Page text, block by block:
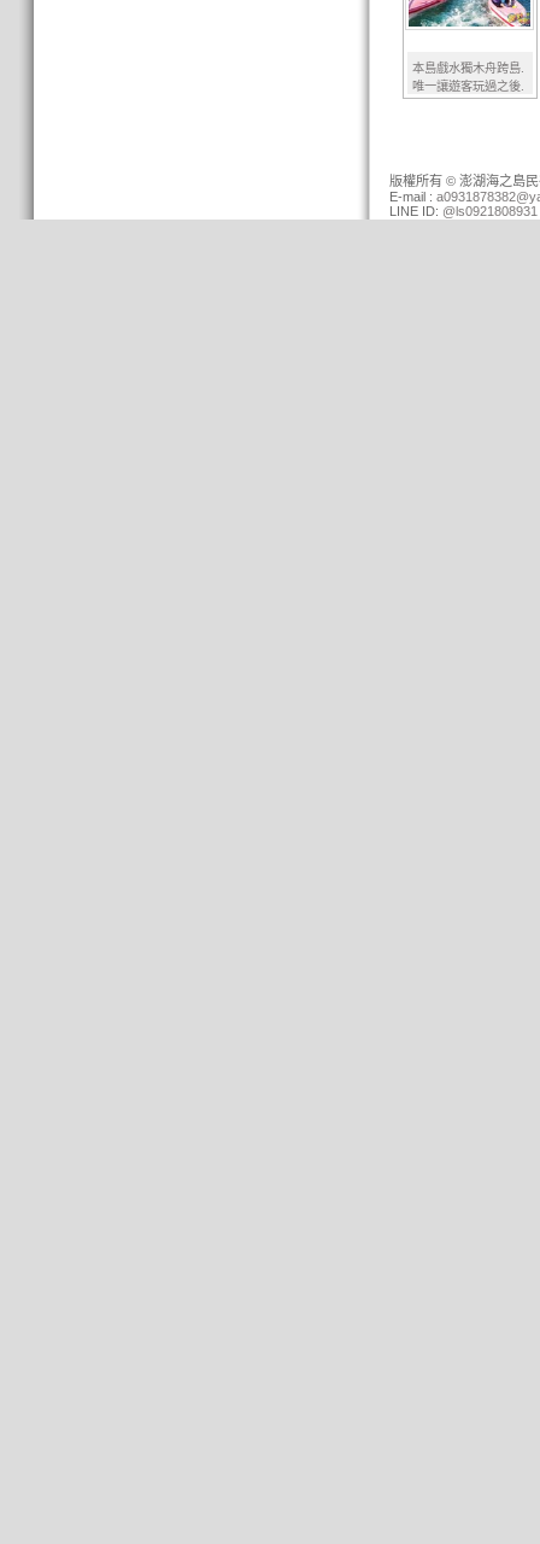
本島戲水獨木舟跨島.
唯一讓遊客玩過之後.
版權所有 © 澎湖海之島
E-mail :
LINE ID: @ls0921808931